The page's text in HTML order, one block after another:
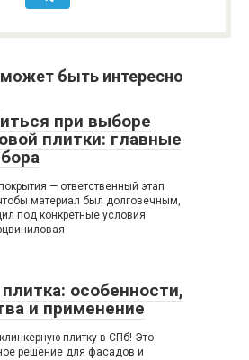
быть интересно
при выборе
плитки: главные
— ответственный этап
материал был долговечным,
под конкретные условия
особенности,
и применение
плитку в СПб! Это
решение для фасадов и